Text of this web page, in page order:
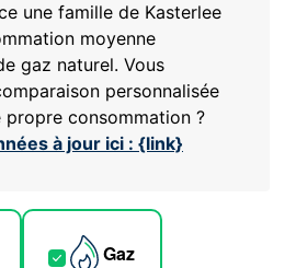
une famille de Kasterlee
moyenne
gaz naturel. Vous
personnalisée
propre consommation ?
à jour ici : {link}
Gaz